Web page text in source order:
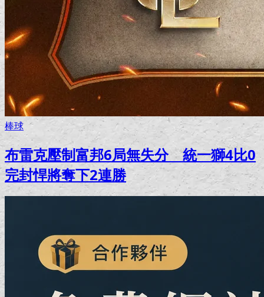
棒球
布雷克壓制富邦6局無失分 統一獅4比0
完封悍將奪下2連勝